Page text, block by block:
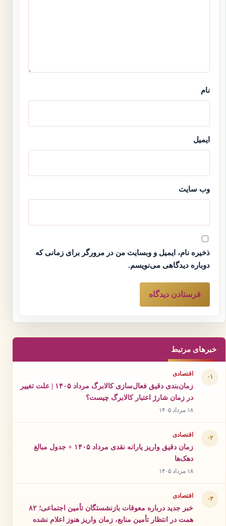
نام
ایمیل
وب‌ سایت
ذخیره نام، ایمیل و وبسایت من در مرورگر برای زمانی که
دوباره دیدگاهی می‌نویسم.
خبرهای مرتبط
۰۱ اقتصادی
زمان‌بندی دقیق فعال‌سازی کالابرگ مرداد ۱۴۰۵ | علت تغییر
در زمان شارژ اعتبار کالابرگ چیست؟
۱۸ مرداد ۱۴۰۵
۰۲ اقتصادی
زمان دقیق واریز یارانه نقدی مرداد ۱۴۰۵ + جدول مبالغ
دهک‌ها
۱۸ مرداد ۱۴۰۵
۰۳ اقتصادی
خبر جدید درباره معوقات بازنشستگان تأمین اجتماعی؛ ۸۲
همت در انتظار تأمین منابع، زمان واریز هنوز اعلام نشده